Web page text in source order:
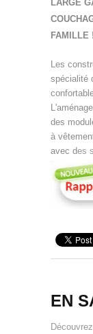
LARGE
FAMILLE !
Les
spécialité
des
à
avec des
EN